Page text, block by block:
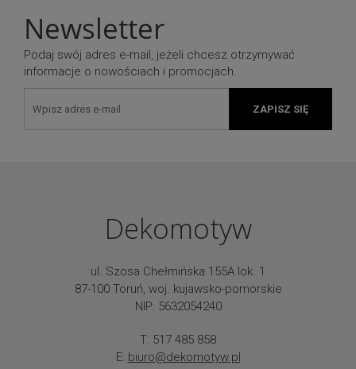
Newsletter
Podaj swój adres e-mail, jeżeli chcesz otrzymywać
informacje o nowościach i promocjach.
ZAPISZ SIĘ
Dekomotyw
ul. Szosa Chełmińska 155A lok. 1
87-100 Toruń, woj. kujawsko-pomorskie
NIP: 5632054240
T: 517 485 858
E: biuro@dekomotyw.pl